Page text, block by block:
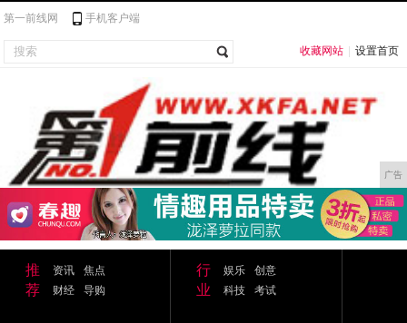
第一前线网 手机客户端
收藏网站 设置首页
广告
推
荐
资讯
焦点
财经
导购
行
业
娱乐
创意
科技
考试